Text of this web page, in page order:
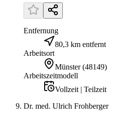
Entfernung
80,3 km entfernt
Arbeitsort
Münster (48149)
Arbeitszeitmodell
Vollzeit | Teilzeit
Dr. med. Ulrich Frohberger